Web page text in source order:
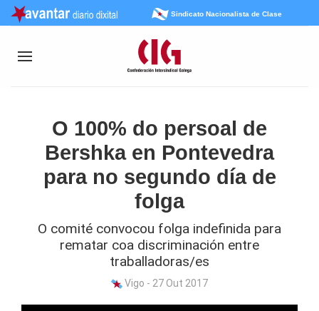
Sindicato Nacionalista de Clase
O 100% do persoal de
Bershka en Pontevedra
para no segundo día de
folga
O comité convocou folga indefinida para
rematar coa discriminación entre
traballadoras/es
Vigo - 27 Out 2017